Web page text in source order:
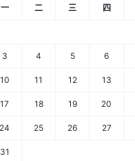
一 二 三 四
3 4 5 6
10 11 12 13
17 18 19 20
24 25 26 27
31